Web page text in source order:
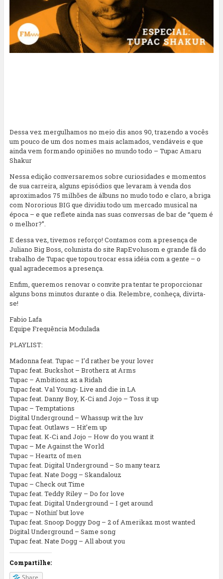
Dessa vez mergulhamos no meio dis anos 90, trazendo a vocês
um pouco de um dos nomes mais aclamados, vendáveis e que
ainda vem formando opiniões no mundo todo – Tupac Amaru
Shakur
Nessa edição conversaremos sobre curiosidades e momentos
de sua carreira, alguns episódios que levaram à venda dos
aproximados 75 milhões de álbuns no mudo todo e claro, a briga
com Nororious BIG que dividiu todo um mercado musical na
época – e que reflete ainda nas suas conversas de bar de “quem é
o melhor?”.
E dessa vez, tivemos reforço! Contamos com a presença de
Juliano Big Boss, colunista do site RapEvolusom e grande fã do
trabalho de Tupac que topou trocar essa idéia com a gente – o
qual agradecemos a presença.
Enfim, queremos renovar o convite pra tentar te proporcionar
alguns bons minutos durante o dia. Relembre, conheça, divirta-
se!
Fabio Lafa
Equipe Frequência Modulada
PLAYLIST:
Madonna feat. Tupac – I’d rather be your lover
Tupac feat. Buckshot – Brotherz at Arms
Tupac – Ambitionz az a Ridah
Tupac feat. Val Young- Live and die in LA
Tupac feat. Danny Boy, K-Ci and Jojo – Toss it up
Tupac – Temptations
Digital Underground – Whassup wit the luv
Tupac feat. Outlaws – Hit’em up
Tupac feat. K-Ci and Jojo – How do you want it
Tupac – Me Against the World
Tupac – Heartz of men
Tupac feat. Digital Underground – So many tearz
Tupac feat. Nate Dogg – Skandalouz
Tupac – Check out Time
Tupac feat. Teddy Riley – Do for love
Tupac feat. Digital Underground – I get around
Tupac – Nothin’ but love
Tupac feat. Snoop Doggy Dog – 2 of Amerikaz most wanted
Digital Underground – Same song
Tupac feat. Nate Dogg – All about you
Compartilhe: